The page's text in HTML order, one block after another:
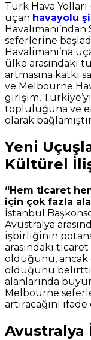
Türk Hava
uçan havayolu
seferlerine
Havalimanı’na
ülke arasındaki
artmasına katkı
ve Melbourne
girişim,
topluluğuna ve
olarak
Yeni
Kültürel
“Hem ticaret
için çok fazla
İstanbul
Avustralya
işbirliğinin
arasındaki
olduğunu, ancak
olduğunu
alanlarında
Melbourne
artıracağını
Avustralya